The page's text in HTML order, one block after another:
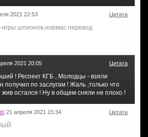
2021 22:53 Цитата
игры шпионов,нормас перевод
2021 20:05 Цитата
! Респект КГБ , Молодцы - взяли
получил по заслугам ! Жаль ,только что
жив остался ! Ну в общем сняли не плохо !
21 апреля 2021 15:34 Цитата